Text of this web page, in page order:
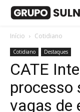
Início Cotidiano
Cotidiano Destaques
CATE
processo
vagas de